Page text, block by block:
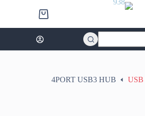
Shopping
cart
4PORT USB3 HUB